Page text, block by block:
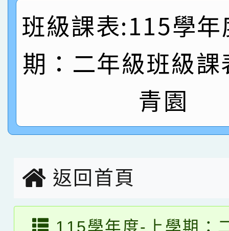
創客第三名。
賽 洪綺君教師榮獲社
名
賀！本校阿巴斯O蜜、
倩參加桃園市科展 國
名 指導老師王老師、
賀！本校四年二班張O
園市英語競賽國小朗讀
指導老師林老師
賀！本校參加桃園市中
賽 劉文瑛教師榮獲教
臺灣台語-第二名
賀！本校參與2026世
市賽榮獲科學小創客佳
班級課表:115學
期：二年級班級
青園
返回首頁
115學年度-上學期：